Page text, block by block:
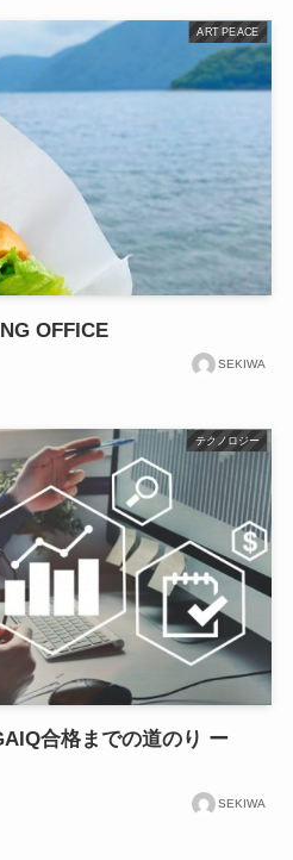
ART PEACE
OFFICE
SEKIWA
テクノロジー
合格までの道のり ー
SEKIWA